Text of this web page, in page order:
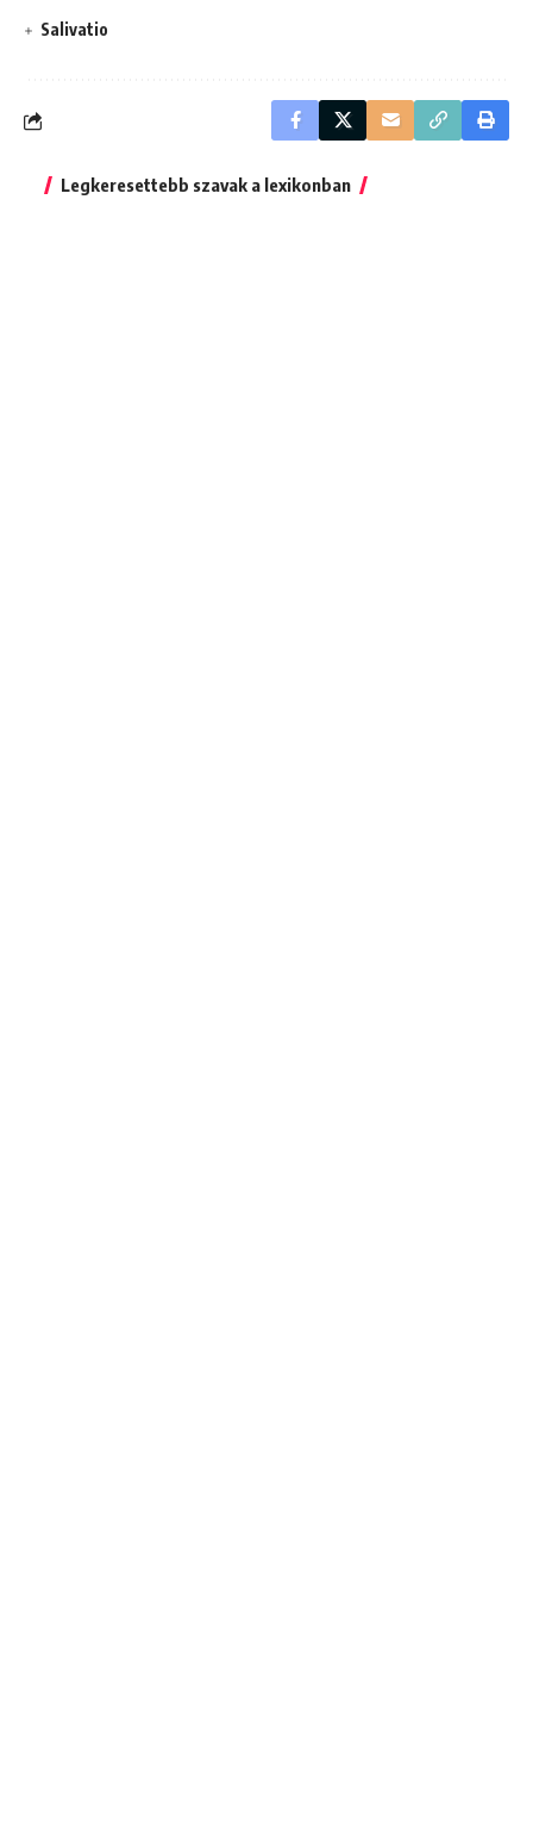
Salivatio
Legkeresettebb szavak a lexikonban